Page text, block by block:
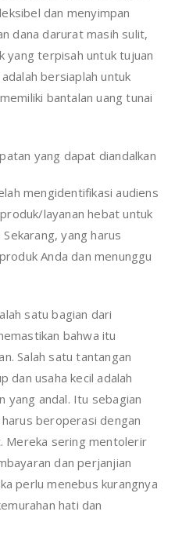
dan menyimpan
dana darurat masih sulit,
yang terpisah untuk tujuan
bersiaplah untuk
bantalan uang tunai
yang dapat diandalkan
mengidentifikasi audiens
layanan hebat untuk
yang harus
Anda dan menunggu
satu bagian dari
bahwa itu
Salah satu tantangan
dan usaha kecil adalah
yang andal. Itu sebagian
beroperasi dengan
Mereka sering mentolerir
dan perjanjian
perlu menebus kurangnya
hati dan